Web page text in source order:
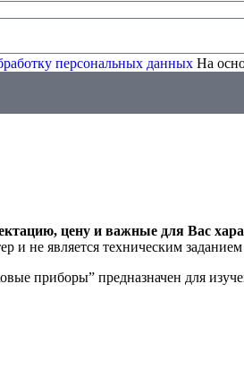
персональных данных На
цену и важные для Вас
и не является техническим
приборы” предназначен для